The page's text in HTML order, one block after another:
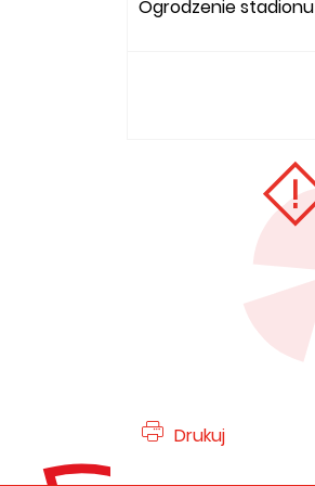
Ogrodzenie stadionu
Drukuj